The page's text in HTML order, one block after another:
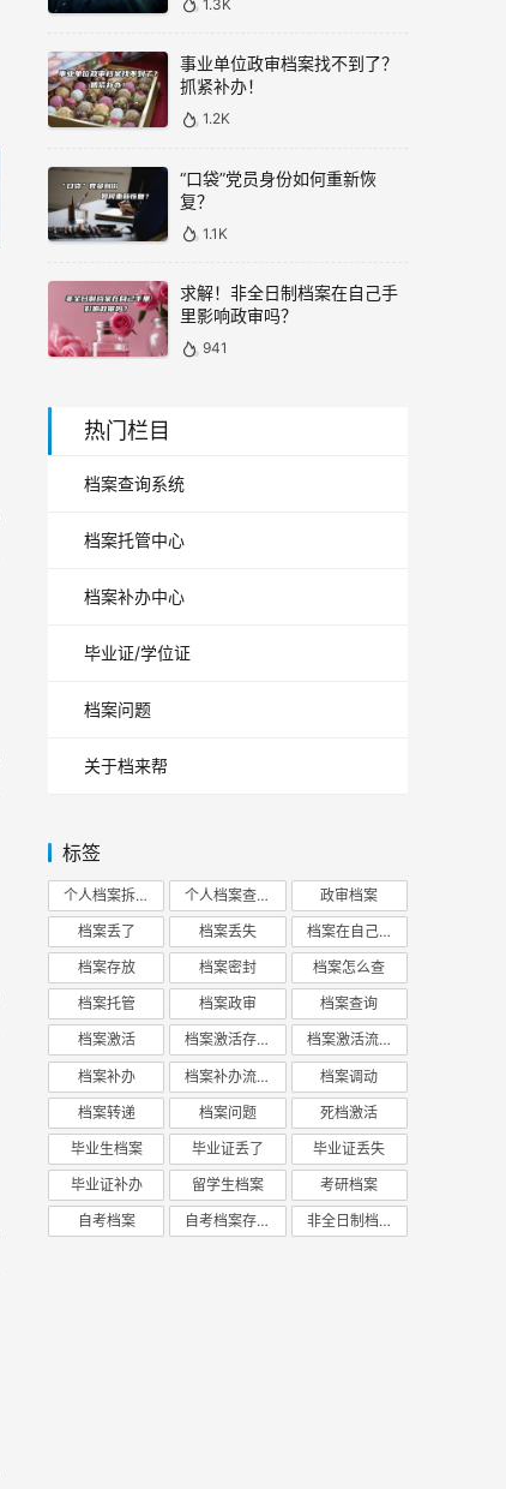
1.3K
事业单位政审档案找不到了？
抓紧补办！
1.2K
“口袋”党员身份如何重新恢
复？
1.1K
求解！非全日制档案在自己手
里影响政审吗？
941
热门栏目
档案查询系统
档案托管中心
档案补办中心
毕业证/学位证
档案问题
关于档来帮
标签
个人档案拆开 个人档案查询 政审档案
档案丢了 档案丢失 档案在自己手里
档案存放 档案密封 档案怎么查
档案托管 档案政审 档案查询
档案激活 档案激活存放 档案激活流程
档案补办 档案补办流程 档案调动
档案转递 档案问题 死档激活
毕业生档案 毕业证丢了 毕业证丢失
毕业证补办 留学生档案 考研档案
自考档案 自考档案存放 非全日制档案